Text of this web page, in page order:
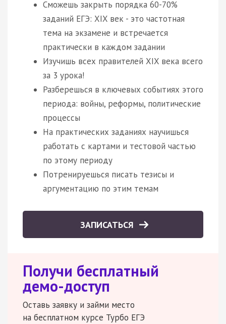
Сможешь закрыть порядка 60-70%
заданий ЕГЭ: XIX век - это частотная
тема на экзамене и встречается
практически в каждом задании
Изучишь всех правителей XIX века всего
за 3 урока!
Разберешься в ключевых событиях этого
периода: войны, реформы, политические
процессы
На практических заданиях научишься
работать с картами и тестовой частью
по этому периоду
Потренируешься писать тезисы и
аргументацию по этим темам
ЗАПИСАТЬСЯ
Получи бесплатный
демо-доступ
Оставь заявку и займи место
на бесплатном курсе Турбо ЕГЭ